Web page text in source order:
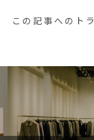
この記事へのト